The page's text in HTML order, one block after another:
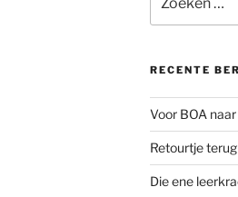
naar:
RECENTE
Voor BOA
Retourtje
Die ene